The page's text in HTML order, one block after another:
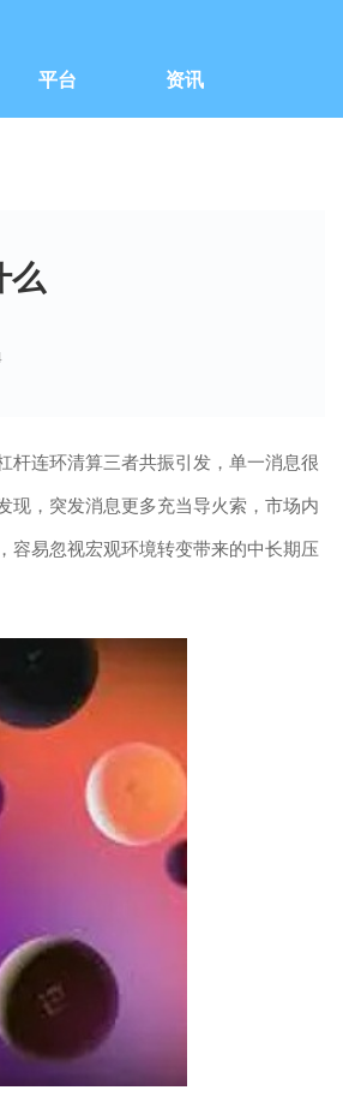
平台 资讯
么
杆连环清算三者共振引发，单一消息很
现，突发消息更多充当导火索，市场内
容易忽视宏观环境转变带来的中长期压